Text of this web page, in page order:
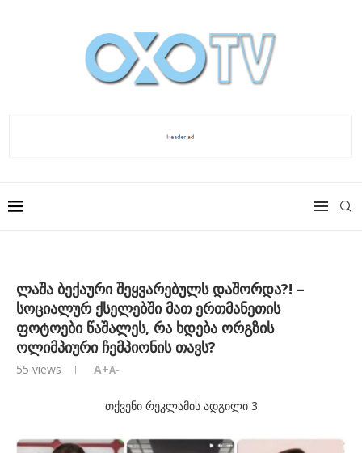
ლაშა ბექაური შეყვარებულს დაშორდა?! –
სოციალურ ქსელებში მათ ერთმანეთის
ფოტოები წაშალეს, რა ხდება ორგზის
ოლიმპიური ჩემპიონის თავს?
55 views A+A-
თქვენი რეკლამის ადგილი 3